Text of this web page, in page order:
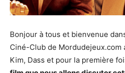
Bonjour à tous et bienvenue
Ciné-Club de Mordudejeux.com
Kim, Dass et pour la première